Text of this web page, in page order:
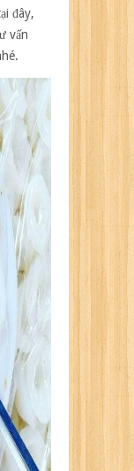
đây,
vấn